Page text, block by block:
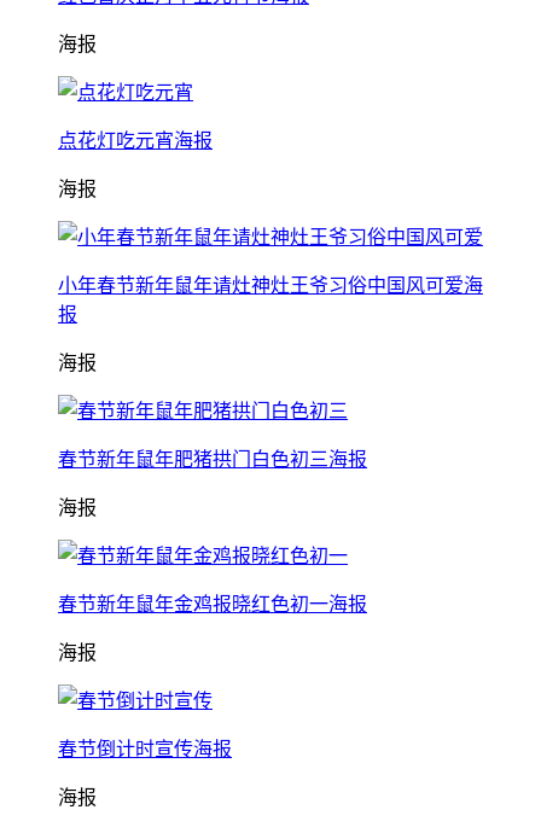
海报
点花灯吃元宵海报
海报
小年春节新年鼠年请灶神灶王爷习俗中国风可爱海
报
海报
春节新年鼠年肥猪拱门白色初三海报
海报
春节新年鼠年金鸡报晓红色初一海报
海报
春节倒计时宣传海报
海报